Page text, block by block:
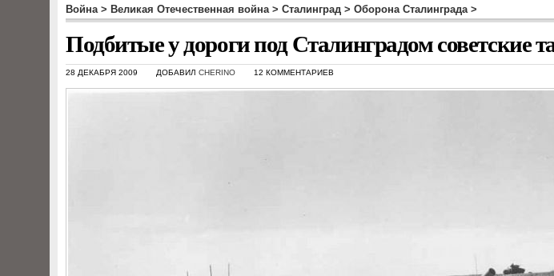
Война> Великая Отечественная война> Сталинград > Оборона Сталинграда>
Подбитые у дороги под Сталинградом советские
28 ДЕКАБРЯ 2009 ДОБАВИЛ CHERINO 12 КОММЕНТАРИЕВ